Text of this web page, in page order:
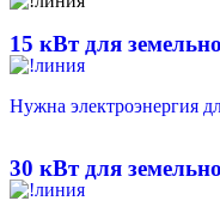
15 кВт для
Нужна электроэнергия
30 кВт для